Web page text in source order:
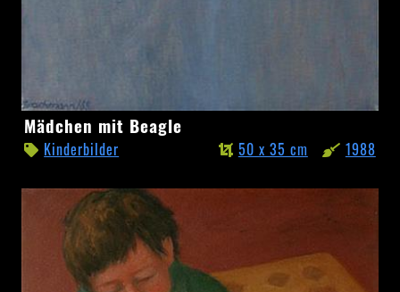
Mädchen
mit
Beagle
Mädchen mit Beagle
Kinderbilder 1988
50 x 35 cm